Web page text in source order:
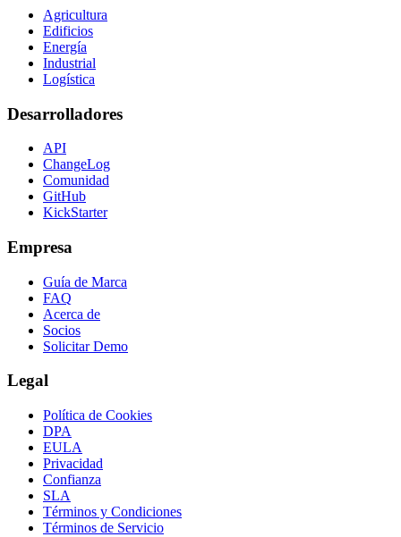
Agricultura
Edificios
Energía
Industrial
Logística
Desarrolladores
API
ChangeLog
Comunidad
GitHub
KickStarter
Empresa
Guía de Marca
FAQ
Acerca de
Socios
Solicitar Demo
Legal
Política de Cookies
DPA
EULA
Privacidad
Confianza
SLA
Términos y Condiciones
Términos de Servicio